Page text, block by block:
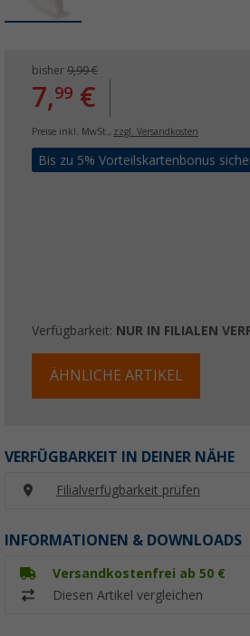
bisher 9,99 €
7,99 €
Preise inkl. MwSt., zzgl. Versandkosten
Bis zu 5% Vorteilskartenbonus
Verfügbarkeit: NUR IN FILIALEN
ÄHNLICHE ARTIKEL
VERFÜGBARKEIT IN DEINER NÄHE
Filialverfügbarkeit prüfen
INFORMATIONEN & DOWNLOADS
Versandkostenfrei ab 50 €
Diesen Artikel vergleichen